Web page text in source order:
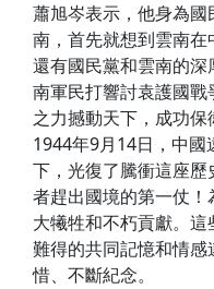
蕭旭岑表示，他身為
南，首先就想到雲南在
還有國民黨和雲南的
南軍民打響討袁護國
之力撼動天下，成功保
1944年9月14日，中
下，光復了騰衝這座
者趕出國境的第一仗
大犧牲和不朽貢獻。
難得的共同記憶和情
惜、不斷紀念。